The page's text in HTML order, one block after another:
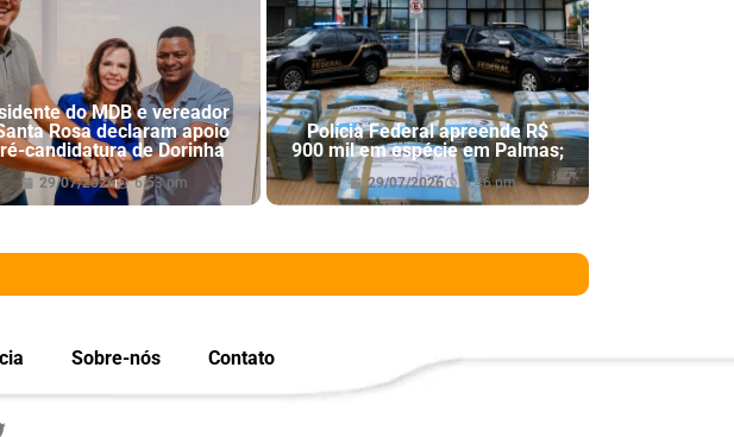
do MDB e vereador
Rosa declaram apoio
candidatura de Dorinha
29/07/2026 6:53 pm
Polícia Federal apreende R$
900 mil em espécie em Palmas;
29/07/2026 6:46 pm
Sobre-nós Contato